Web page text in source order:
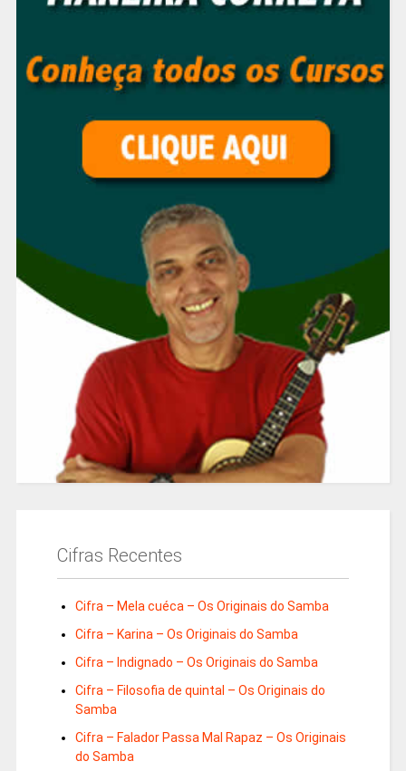
Cifras Recentes
Cifra – Mela cuéca – Os Originais do Samba
Cifra – Karina – Os Originais do Samba
Cifra – Indignado – Os Originais do Samba
Cifra – Filosofia de quintal – Os Originais do
Samba
Cifra – Falador Passa Mal Rapaz – Os Originais
do Samba